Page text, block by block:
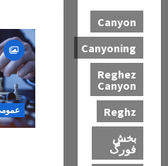
Canyon
Canyoning
Reghez
Canyon
Reghz
بخش
فورگ